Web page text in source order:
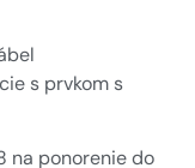
s prvkom s
na ponorenie do